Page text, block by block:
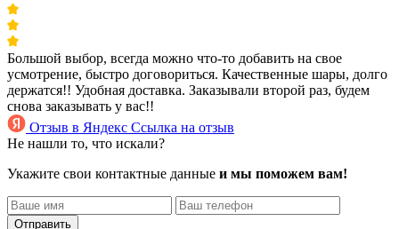
Большой выбор, всегда можно что-то добавить на свое
усмотрение, быстро договориться. Качественные шары, долго
держатся!! Удобная доставка. Заказывали второй раз, будем
снова заказывать у вас!!
Отзыв в Яндекс Ссылка на отзыв
Не нашли то, что искали?
Укажите свои контактные данные и мы поможем вам!
Отправить